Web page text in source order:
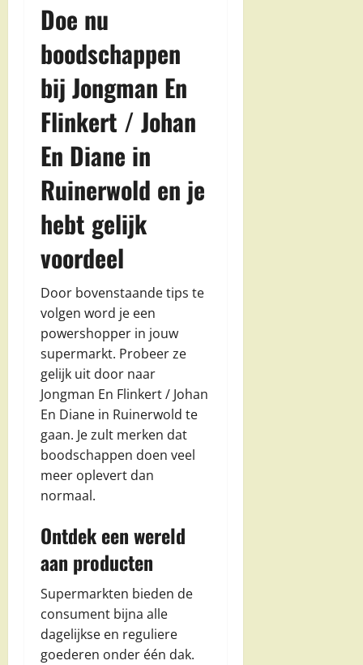
Doe nu
boodschappen
bij Jongman En
Flinkert / Johan
En Diane in
Ruinerwold en je
hebt gelijk
voordeel
Door bovenstaande tips te
volgen word je een
powershopper in jouw
supermarkt. Probeer ze
gelijk uit door naar
Jongman En Flinkert / Johan
En Diane in Ruinerwold te
gaan. Je zult merken dat
boodschappen doen veel
meer oplevert dan
normaal.
Ontdek een wereld
aan producten
Supermarkten bieden de
consument bijna alle
dagelijkse en reguliere
goederen onder één dak.